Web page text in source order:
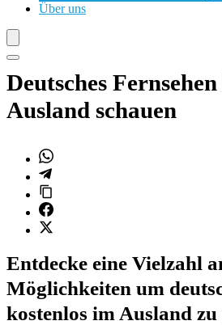
Über uns
Deutsches
Ausland schauen
Entdecke eine Vielzahl
Möglichkeiten um
kostenlos im Ausland zu